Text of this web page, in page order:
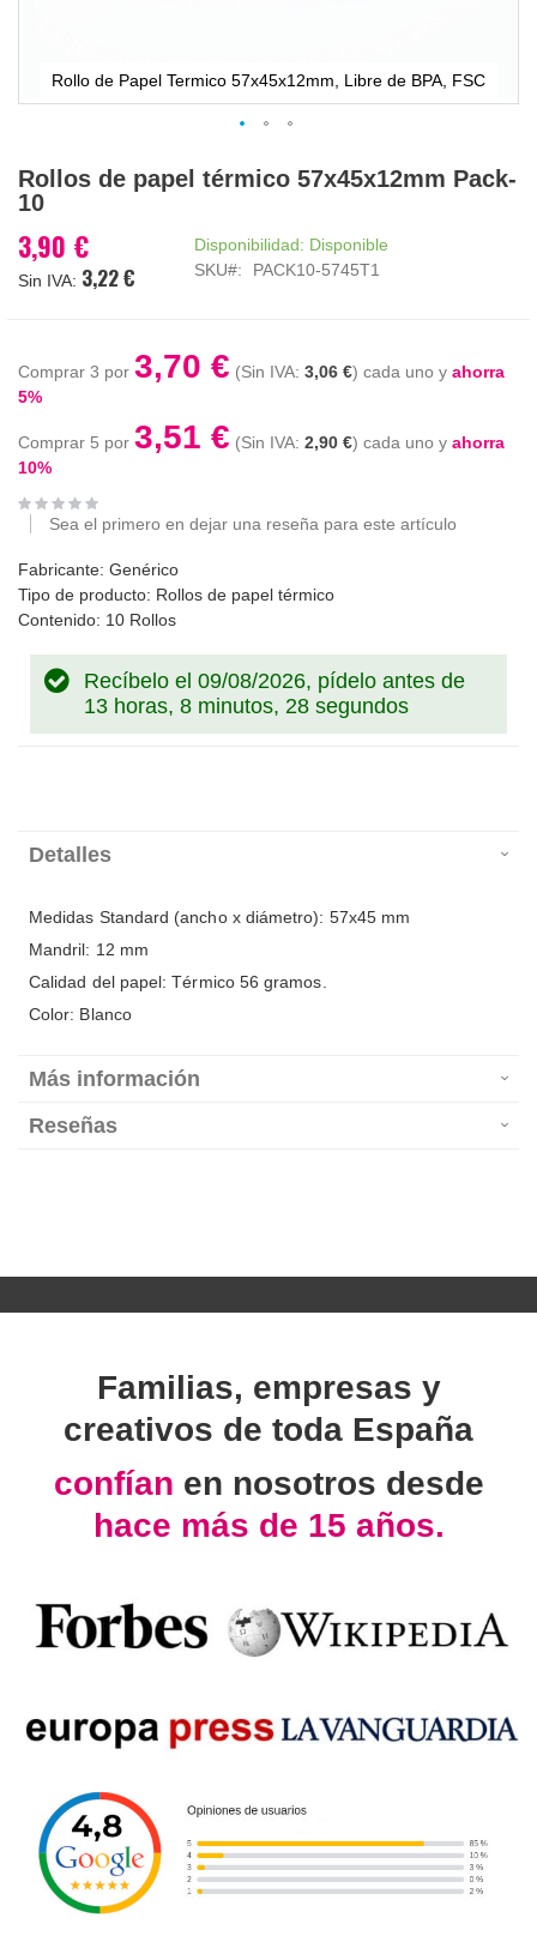
Rollo de Papel Termico 57x45x12mm, Libre de BPA, FSC
al
comienzo
la
galería
Rollos de papel térmico 57x45x12mm Pack-
10
3,90 €
3,22 €
Disponibilidad: Disponible
SKU
PACK10-5745T1
Comprar 3 por 3,70 € 3,06 € cada uno y ahorra
5%
Comprar 5 por 3,51 € 2,90 € cada uno y ahorra
10%
Sea el primero en dejar una reseña para este artículo
Fabricante: Genérico
Tipo de producto: Rollos de papel térmico
Contenido: 10 Rollos
Recíbelo el 09/08/2026, pídelo antes de
13 horas, 8 minutos, 27 segundos
Detalles
Medidas Standard (ancho x diámetro): 57x45 mm
Mandril: 12 mm
Calidad del papel: Térmico 56 gramos.
Color: Blanco
Más información
Reseñas
Familias, empresas y
creativos de toda España
confían en nosotros desde
hace más de 15 años.